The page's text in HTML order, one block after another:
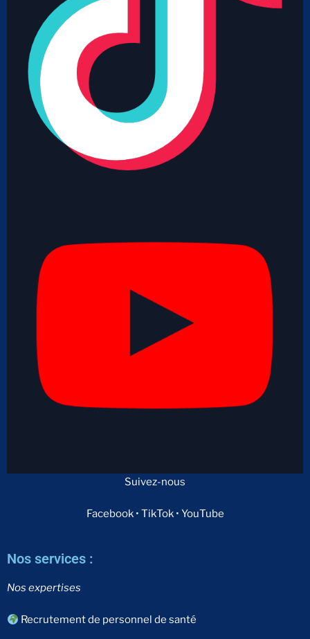
Suivez-nous
Facebook • TikTok • YouTube
Nos services :
Nos expertises
Recrutement de personnel de santé